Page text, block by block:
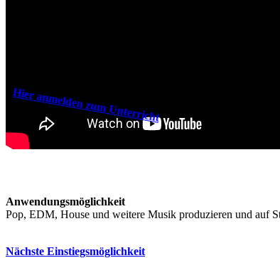
Hier anmelden zum Unterricht
Anwendungsmöglichkeit
Pop, EDM, House und weitere Musik produzieren und auf
Nächste Einstiegsmöglichkeit